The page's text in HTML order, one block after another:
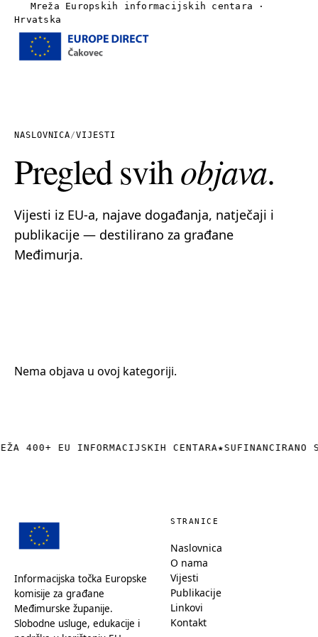
Mreža Europskih informacijskih centara ·
Hrvatska
Vijesti
Linkovi
NASLOVNICA/VIJESTI
Pregled svihobjava.
Vijesti iz EU-a, najave događanja, natječaji i
publikacije — destilirano za građane
Međimurja.
Nema objava u ovoj kategoriji.
400+ EU INFORMACIJSKIH CENTARA★SUFINANCIRANO
Informacijska točka Europske
komisije za građane
Međimurske županije.
Slobodne usluge, edukacije i
STRANICE
Naslovnica
O nama
Vijesti
Publikacije
Linkovi
Kontakt